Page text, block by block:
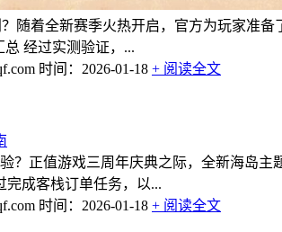
随着全新赛季火热开启，官方为玩家准
总 经过实测验证，...
时间：2026-01-18 + 阅读全文
？正值游戏三周年庆典之际，全新海岛
完成客栈订单任务，以...
时间：2026-01-18 + 阅读全文